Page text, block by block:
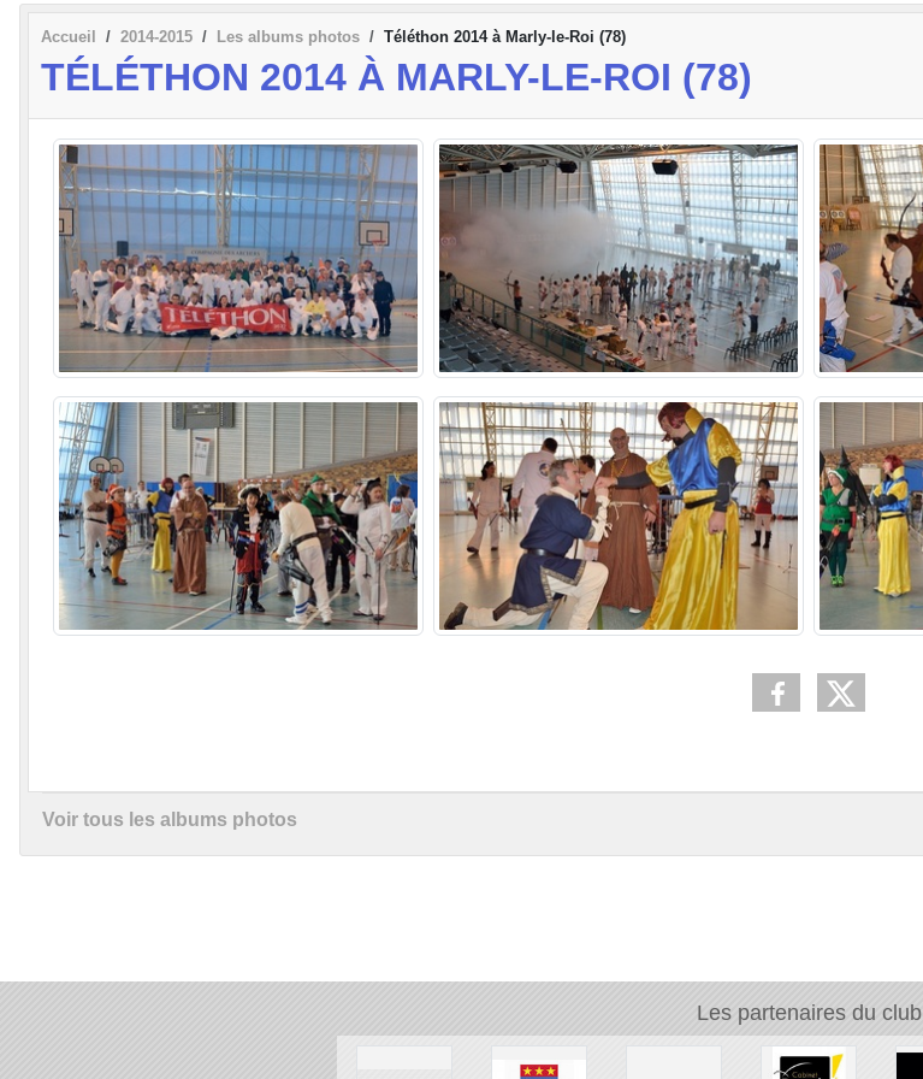
Accueil 2014-2015 Les albums photos Téléthon 2014 à Marly-le-Roi (78)
TÉLÉTHON 2014 À MARLY-LE-ROI (78)
Voir tous les albums photos
Les partenaires du club